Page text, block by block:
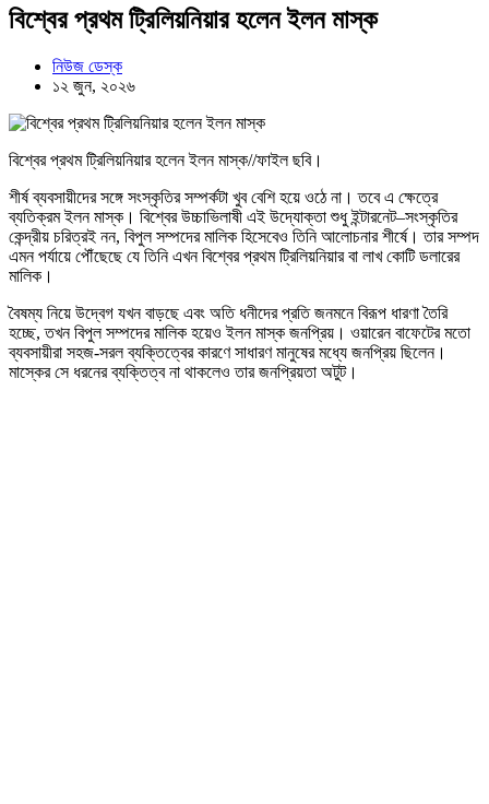
বিশ্বের প্রথম ট্রিলিয়নিয়ার হলেন ইলন মাস্ক
নিউজ ডেস্ক
১২ জুন, ২০২৬
বিশ্বের প্রথম ট্রিলিয়নিয়ার হলেন ইলন মাস্ক//ফাইল ছবি।
শীর্ষ ব্যবসায়ীদের সঙ্গে সংস্কৃতির সম্পর্কটা খুব বেশি হয়ে ওঠে না। তবে এ ক্ষেত্রে
ব্যতিক্রম ইলন মাস্ক। বিশ্বের উচ্চাভিলাষী এই উদ্যোক্তা শুধু ইন্টারনেট–সংস্কৃতির
কেন্দ্রীয় চরিত্রই নন, বিপুল সম্পদের মালিক হিসেবেও তিনি আলোচনার শীর্ষে। তার সম্পদ
এমন পর্যায়ে পৌঁছেছে যে তিনি এখন বিশ্বের প্রথম ট্রিলিয়নিয়ার বা লাখ কোটি ডলারের
মালিক।
বৈষম্য নিয়ে উদ্বেগ যখন বাড়ছে এবং অতি ধনীদের প্রতি জনমনে বিরূপ ধারণা তৈরি
হচ্ছে, তখন বিপুল সম্পদের মালিক হয়েও ইলন মাস্ক জনপ্রিয়। ওয়ারেন বাফেটের মতো
ব্যবসায়ীরা সহজ-সরল ব্যক্তিত্বের কারণে সাধারণ মানুষের মধ্যে জনপ্রিয় ছিলেন।
মাস্কের সে ধরনের ব্যক্তিত্ব না থাকলেও তার জনপ্রিয়তা অটুট।